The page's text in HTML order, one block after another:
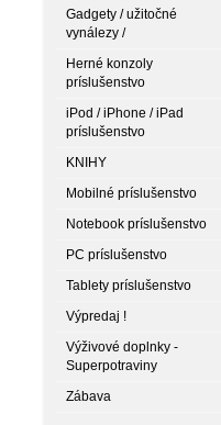
Gadgety / užitočné
vynálezy /
Herné konzoly
príslušenstvo
iPod / iPhone / iPad
príslušenstvo
KNIHY
Mobilné príslušenstvo
Notebook príslušenstvo
PC príslušenstvo
Tablety príslušenstvo
Výpredaj !
Výživové doplnky -
Superpotraviny
Zábava